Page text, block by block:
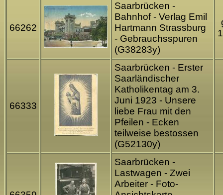
66262
Saarbrücken -
Bahnhof - Verlag Emil
Hartmann Strassburg
- Gebrauchsspuren
(G38283y)
66333
Saarbrücken - Erster
Saarländischer
Katholikentag am 3.
Juni 1923 - Unsere
liebe Frau mit den
Pfeilen - Ecken
teilweise bestossen
(G52130y)
Saarbrücken -
Lastwagen - Zwei
Arbeiter - Foto-